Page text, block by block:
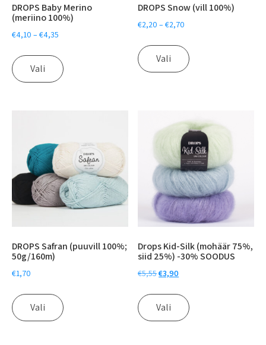
DROPS Baby Merino
(meriino 100%)
€4,10 – €4,35
Vali
DROPS Snow (vill 100%)
€2,20 – €2,70
Vali
DROPS Safran (puuvill 100%;
50g/160m)
€1,70
Vali
Drops Kid-Silk (mohäär 75%,
siid 25%) -30% SOODUS
€5,55€3,90
Vali